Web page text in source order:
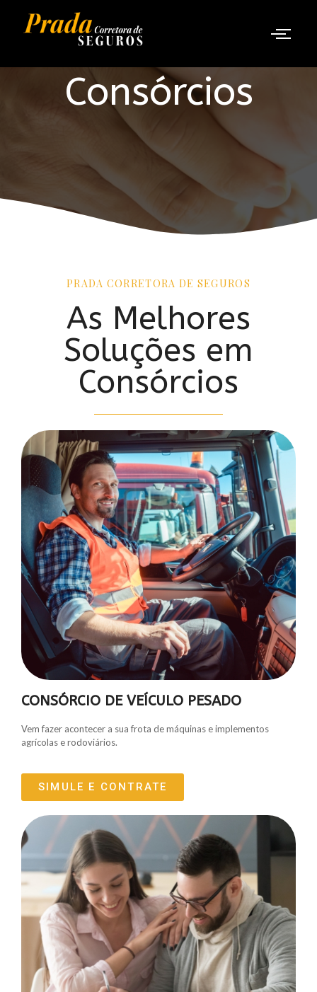
Consórcios
PRADA CORRETORA DE SEGUROS
As Melhores
Soluções em
Consórcios
CONSÓRCIO DE VEÍCULO PESADO
Vem fazer acontecer a sua frota de máquinas e implementos
agrícolas e rodoviários.
SIMULE E CONTRATE